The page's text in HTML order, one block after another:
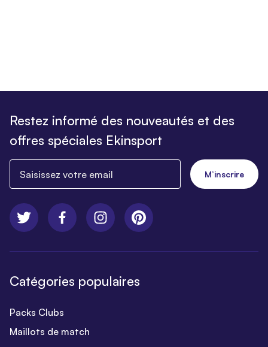
Restez informé des nouveautés et des
offres spéciales Ekinsport
M’inscrire
Catégories populaires
Packs Clubs
Maillots de match